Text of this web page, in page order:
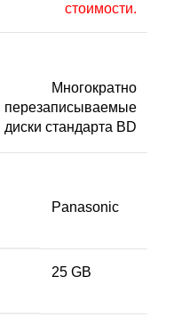
стоимости.
Многократно
перезаписываемые
диски стандарта BD
Panasonic
25 GB